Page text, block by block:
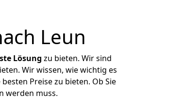
Leun
Lösung zu bieten. Wir sind
Wir wissen, wie wichtig es
Preise zu bieten. Ob Sie
werden muss.